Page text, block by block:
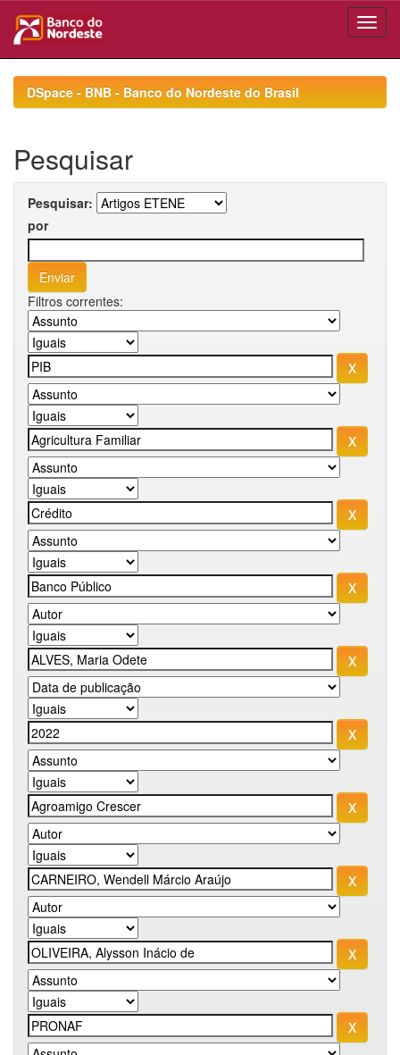
navigationDSpace - BNB - Banco do Nordeste do Brasil
Pesquisar
Pesquisar:
por
Filtros correntes: